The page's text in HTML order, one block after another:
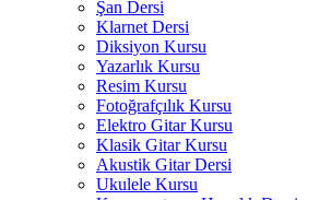
Şan Dersi
Klarnet Dersi
Diksiyon Kursu
Yazarlık Kursu
Resim Kursu
Fotoğrafçılık Kursu
Elektro Gitar Kursu
Klasik Gitar Kursu
Akustik Gitar Dersi
Ukulele Kursu